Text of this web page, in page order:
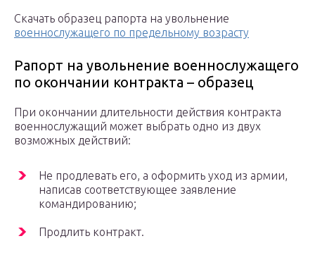
Скачать образец рапорта на увольнение
военнослужащего по предельному возрасту
Рапорт на увольнение военнослужащего
по окончании контракта – образец
При окончании длительности действия контракта
военнослужащий может выбрать одно из двух
возможных действий:
Не продлевать его, а оформить уход из армии,
написав соответствующее заявление
командированию;
Продлить контракт.